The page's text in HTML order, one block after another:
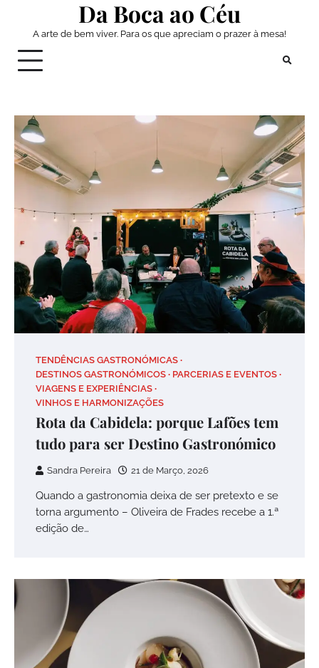
content
Da Boca ao Céu
A arte de bem viver. Para os que apreciam o prazer à mesa!
TENDÊNCIAS GASTRONÓMICAS
DESTINOS GASTRONÓMICOS
PARCERIAS E EVENTOS
VIAGENS E EXPERIÊNCIAS
VINHOS E HARMONIZAÇÕES
Rota da Cabidela: porque Lafões tem
tudo para ser Destino Gastronómico
Sandra Pereira 21 de Março, 2026
Quando a gastronomia deixa de ser pretexto e se
torna argumento – Oliveira de Frades recebe a 1.ª
edição de…